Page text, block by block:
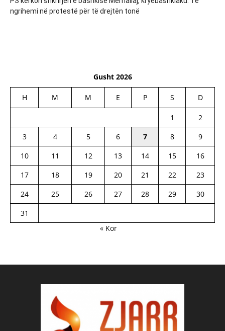
ngrihemi në protestë për të drejtën tonë
Gusht 2026
H M M E P S D
1
2
3
4 5 6 7 8
9
10
11 12 13 14 15
16
17
18 19 20 21 22
23
24
25 26 27 28 29
30
31
« Kor